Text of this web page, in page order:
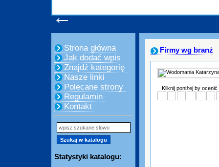
←
Strona główna
Jak dodać wpis
Znajdź kategorię
Nasze linki
Polecane strony
Regulamin
Kontakt
Statystyki katalogu:
Firmy wg branż
Kliknij poniżej by ocenić